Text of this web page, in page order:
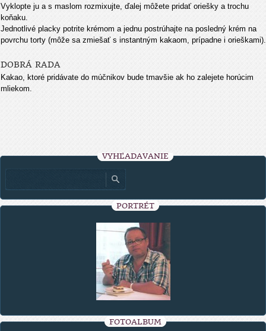
Vyklopte ju a s maslom rozmixujte, ďalej môžete pridať oriešky a trochu
koňaku.
Jednotlivé placky potrite krémom a jednu postrúhajte na posledný krém na
povrchu torty (môže sa zmiešať s instantným kakaom, prípadne i orieškami).
DOBRÁ RADA
Kakao, ktoré pridávate do múčnikov bude tmavšie ak ho zalejete horúcim
mliekom.
VYHĽADÁVANIE
PORTRÉT
FOTOALBUM